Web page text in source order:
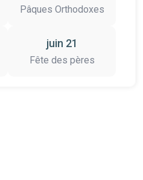
Pâques Orthodoxes
juin 21
Fête des pères